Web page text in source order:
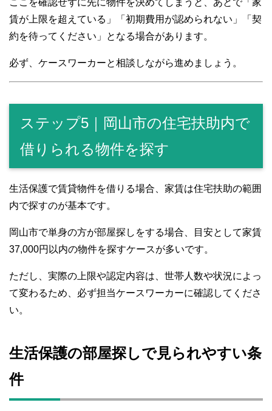
ここを確認せずに先に物件を決めてしまうと、あとで「家
賃が上限を超えている」「初期費用が認められない」「契
約を待ってください」となる場合があります。
必ず、ケースワーカーと相談しながら進めましょう。
ステップ5｜岡山市の住宅扶助内で
借りられる物件を探す
生活保護で賃貸物件を借りる場合、家賃は住宅扶助の範囲
内で探すのが基本です。
岡山市で単身の方が部屋探しをする場合、目安として家賃
37,000円以内の物件を探すケースが多いです。
ただし、実際の上限や認定内容は、世帯人数や状況によっ
て変わるため、必ず担当ケースワーカーに確認してくださ
い。
生活保護の部屋探しで見られやすい条
件